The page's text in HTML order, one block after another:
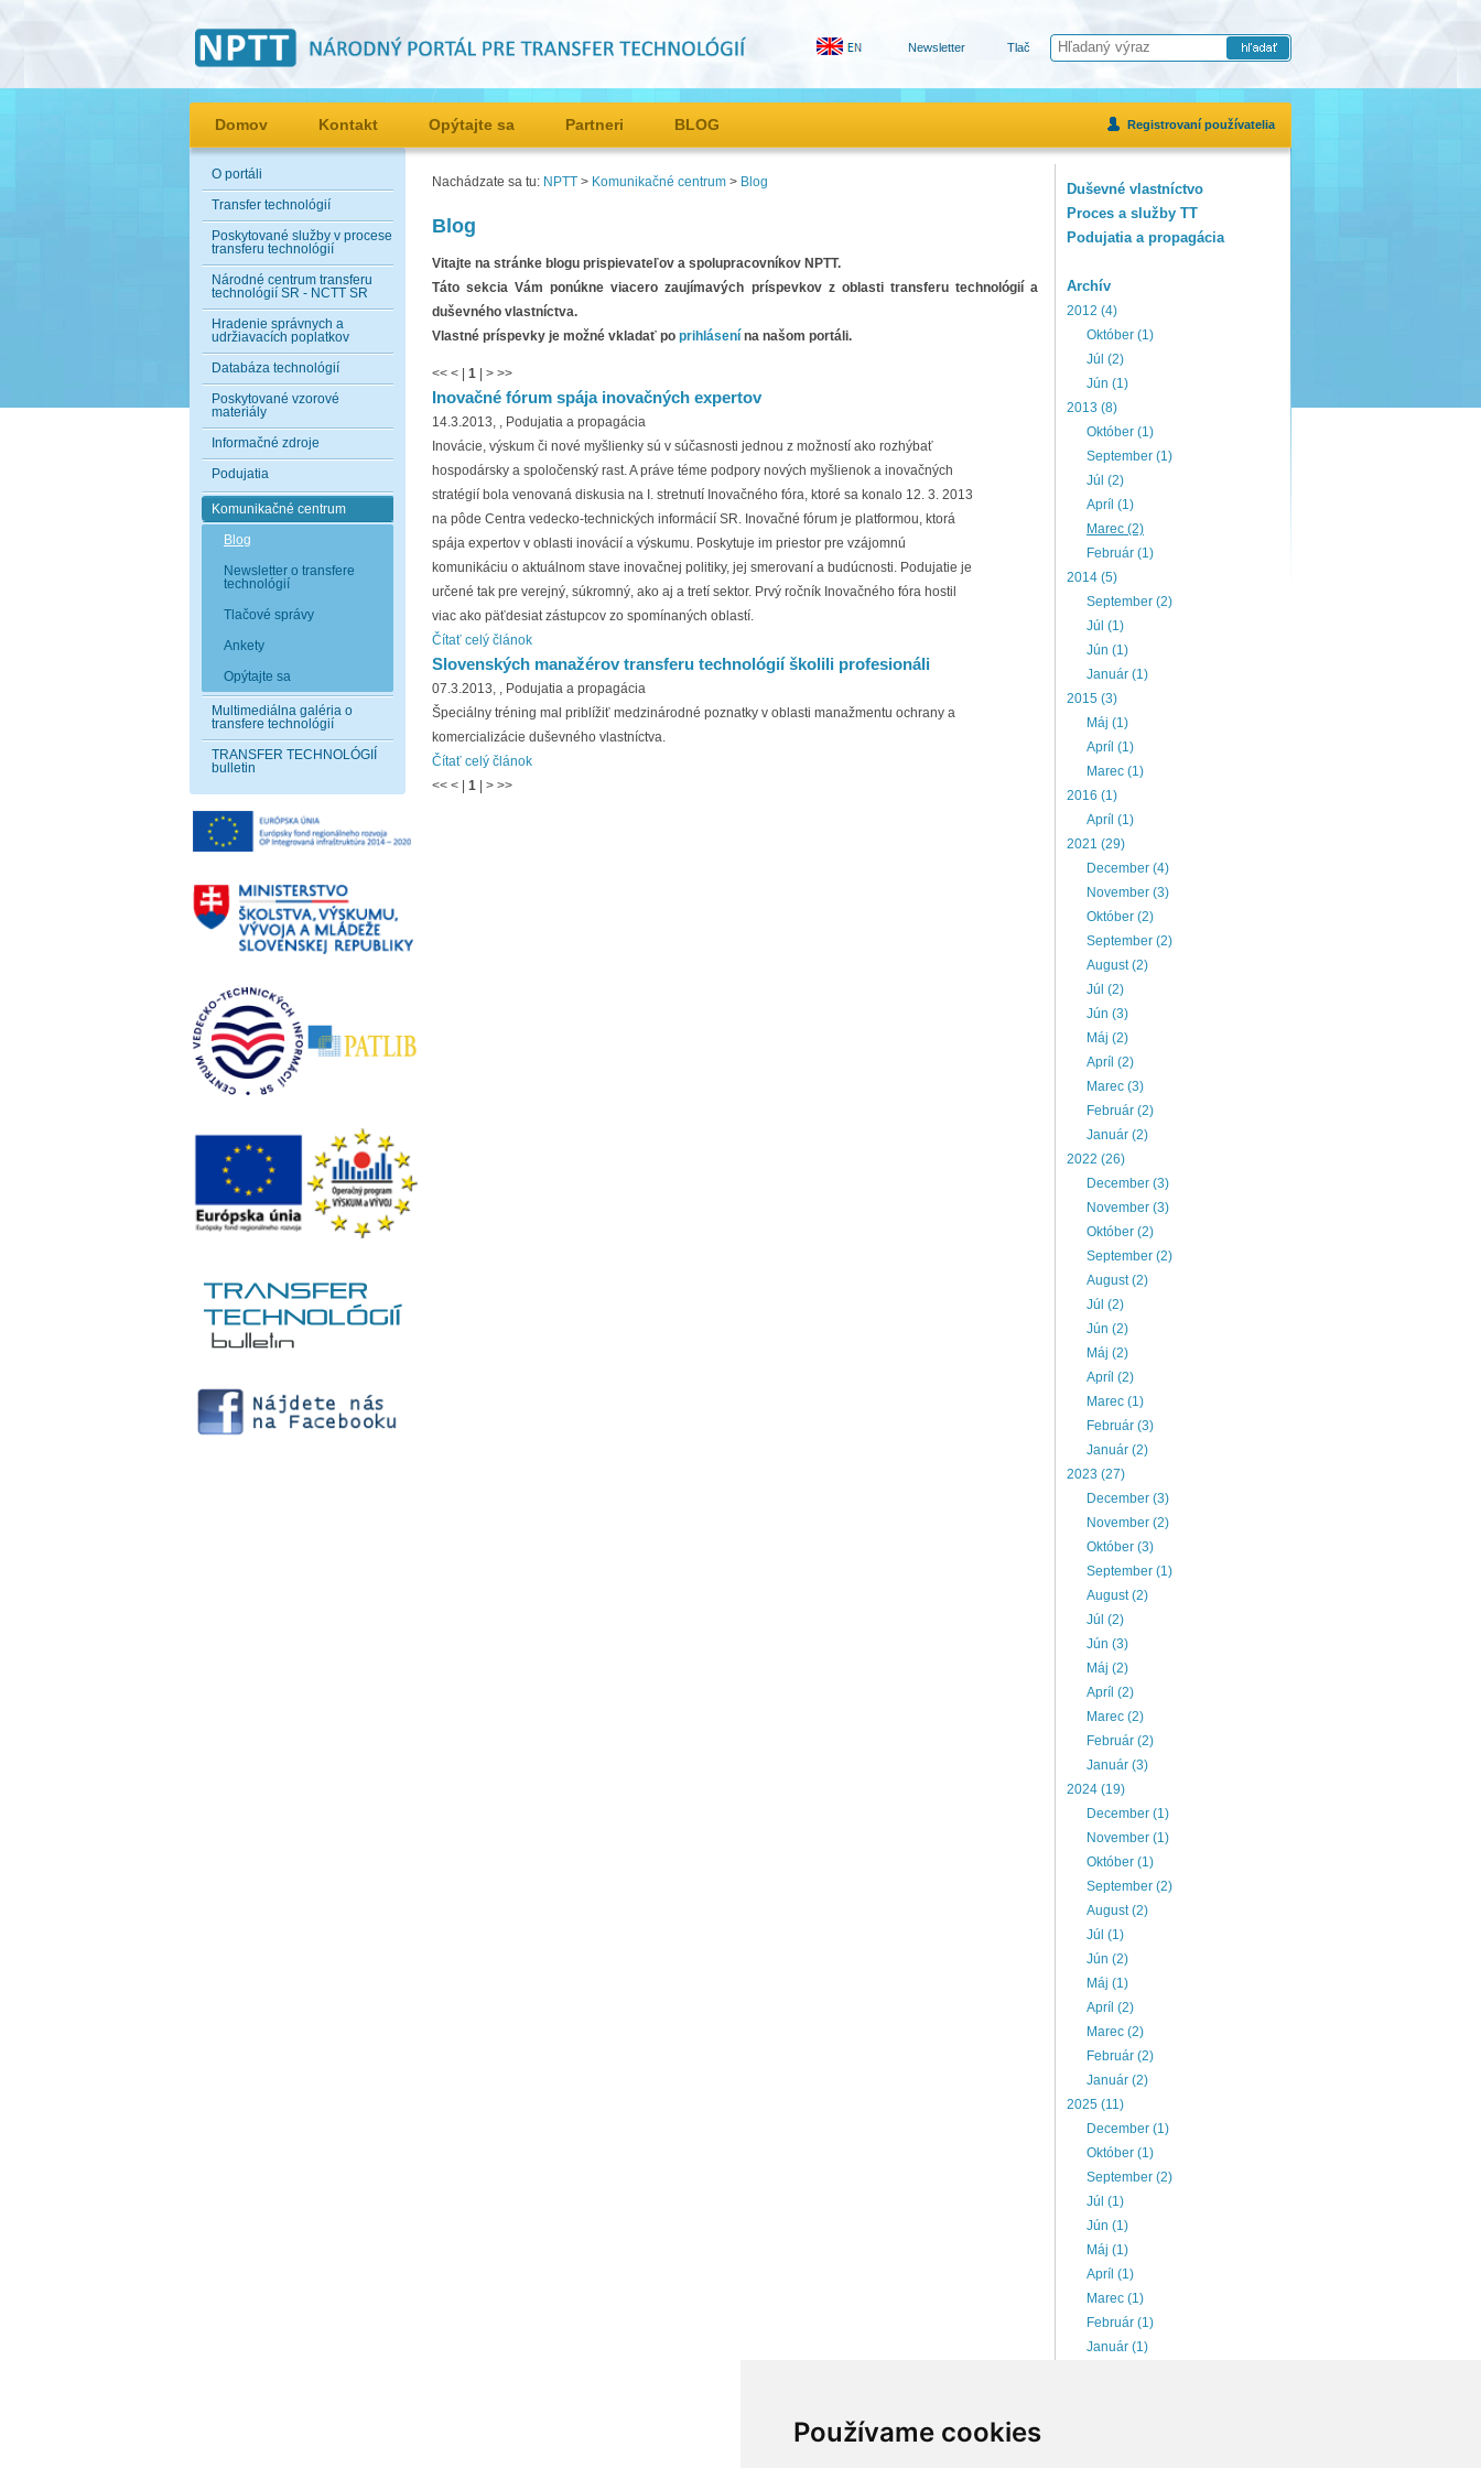
Používame cookies
Newsletter Tlač
Domov Kontakt Opýtajte sa Partneri BLOG Registrovaní používatelia
O portáli
Transfer technológií
Poskytované služby v procese
transferu technológií
Národné centrum transferu
technológií SR - NCTT SR
Hradenie správnych a
udržiavacích poplatkov
Databáza technológií
Poskytované vzorové
materiály
Informačné zdroje
Podujatia
Komunikačné centrum
Blog
Newsletter o transfere
technológií
Tlačové správy
Ankety
Opýtajte sa
Multimediálna galéria o
transfere technológií
TRANSFER TECHNOLÓGIÍ
bulletin
Nachádzate sa tu: NPTT > Komunikačné centrum > Blog
Blog
Vitajte na stránke blogu prispievateľov a spolupracovníkov NPTT.
Táto sekcia Vám ponúkne viacero zaujímavých príspevkov z oblasti transferu technológií a
duševného vlastníctva.
Vlastné príspevky je možné vkladať po prihlásení na našom portáli.
<< < 1 > >>
Inovačné fórum spája inovačných expertov
14.3.2013, , Podujatia a propagácia
Inovácie, výskum či nové myšlienky sú v súčasnosti jednou z možností ako rozhýbať
hospodársky a spoločenský rast. A práve téme podpory nových myšlienok a inovačných
stratégií bola venovaná diskusia na I. stretnutí Inovačného fóra, ktoré sa konalo 12. 3. 2013
na pôde Centra vedecko-technických informácií SR. Inovačné fórum je platformou, ktorá
spája expertov v oblasti inovácií a výskumu. Poskytuje im priestor pre vzájomnú
komunikáciu o aktuálnom stave inovačnej politiky, jej smerovaní a budúcnosti. Podujatie je
určené tak pre verejný, súkromný, ako aj a tretí sektor. Prvý ročník Inovačného fóra hostil
viac ako päťdesiat zástupcov zo spomínaných oblastí.
Čítať celý článok
Slovenských manažérov transferu technológií školili profesionáli
07.3.2013, , Podujatia a propagácia
Špeciálny tréning mal priblížiť medzinárodné poznatky v oblasti manažmentu ochrany a
komercializácie duševného vlastníctva.
Čítať celý článok
<< < 1 > >>
Duševné vlastníctvo
Proces a služby TT
Podujatia a propagácia
Archív
2012 (4)
Október (1)
Júl (2)
Jún (1)
2013 (8)
Október (1)
September (1)
Júl (2)
Apríl (1)
Marec (2)
Február (1)
2014 (5)
September (2)
Júl (1)
Jún (1)
Január (1)
2015 (3)
Máj (1)
Apríl (1)
Marec (1)
2016 (1)
Apríl (1)
2021 (29)
December (4)
November (3)
Október (2)
September (2)
August (2)
Júl (2)
Jún (3)
Máj (2)
Apríl (2)
Marec (3)
Február (2)
Január (2)
2022 (26)
December (3)
November (3)
Október (2)
September (2)
August (2)
Júl (2)
Jún (2)
Máj (2)
Apríl (2)
Marec (1)
Február (3)
Január (2)
2023 (27)
December (3)
November (2)
Október (3)
September (1)
August (2)
Júl (2)
Jún (3)
Máj (2)
Apríl (2)
Marec (2)
Február (2)
Január (3)
2024 (19)
December (1)
November (1)
Október (1)
September (2)
August (2)
Júl (1)
Jún (2)
Máj (1)
Apríl (2)
Marec (2)
Február (2)
Január (2)
2025 (11)
December (1)
Október (1)
September (2)
Júl (1)
Jún (1)
Máj (1)
Apríl (1)
Marec (1)
Február (1)
Január (1)